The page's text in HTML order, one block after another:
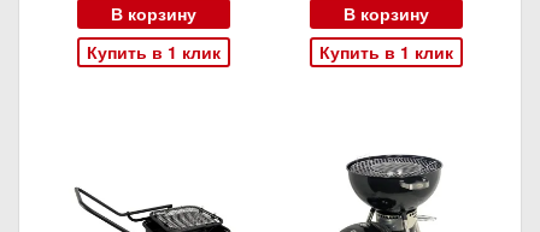
В корзину
Купить в 1 клик
В корзину
Купить в 1 клик